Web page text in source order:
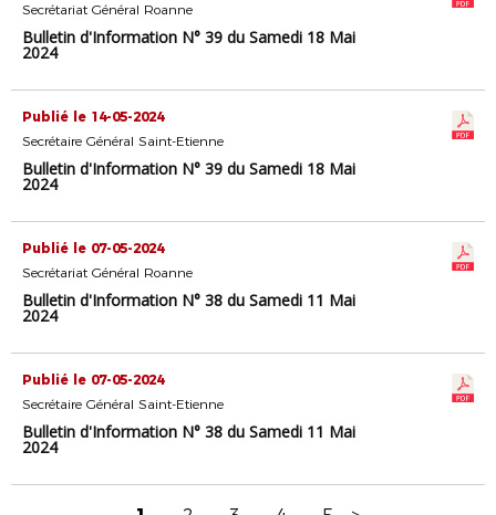
Secrétariat Général Roanne
Bulletin d'Information N° 39 du Samedi 18 Mai
2024
Publié le 14-05-2024
Secrétaire Général Saint-Etienne
Bulletin d'Information N° 39 du Samedi 18 Mai
2024
Publié le 07-05-2024
Secrétariat Général Roanne
Bulletin d'Information N° 38 du Samedi 11 Mai
2024
Publié le 07-05-2024
Secrétaire Général Saint-Etienne
Bulletin d'Information N° 38 du Samedi 11 Mai
2024